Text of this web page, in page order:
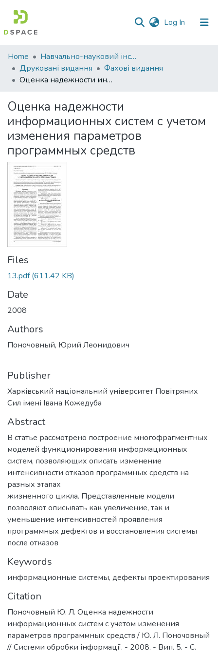
Log In (current)
Communities
&
Collections
Statistics
Home
Навчально-науковий інститут економіки, управління, права та інформаційних технологій
Друковані видання
Фахові видання
Оценка надежности информационных систем с учетом изменения параметров программных средств
Оценка надежности
информационных систем с учетом
изменения параметров
программных средств
Files
13.pdf(611.42 KB)
Date
2008
Authors
Поночовный, Юрий Леонидович
Publisher
Харківський національний університет Повітряних
Сил імені Івана Кожедуба
Abstract
В статье рассмотрено построение многофрагментных
моделей функционирования информационных
систем, позволяющих описать изменение
интенсивности отказов программных средств на
разных этапах
жизненного цикла. Представленные модели
позволяют описывать как увеличение, так и
уменьшение интенсивностей проявления
программных дефектов и восстановления системы
после отказов
Keywords
информационные системы, дефекты проектирования
Citation
Поночовный Ю. Л. Оценка надежности
информационных систем с учетом изменения
параметров программных средств / Ю. Л. Поночовный
// Системи обробки інформації. - 2008. - Вип. 5. - С.